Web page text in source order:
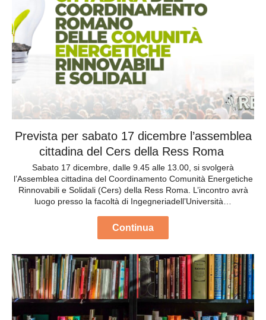
Prevista per sabato 17 dicembre l’assemblea
cittadina del Cers della Ress Roma
Sabato 17 dicembre, dalle 9.45 alle 13.00, si svolgerà
l’Assemblea cittadina del Coordinamento Comunità Energetiche
Rinnovabili e Solidali (Cers) della Ress Roma. L’incontro avrà
luogo presso la facoltà di Ingegneriadell’Università…
Continua